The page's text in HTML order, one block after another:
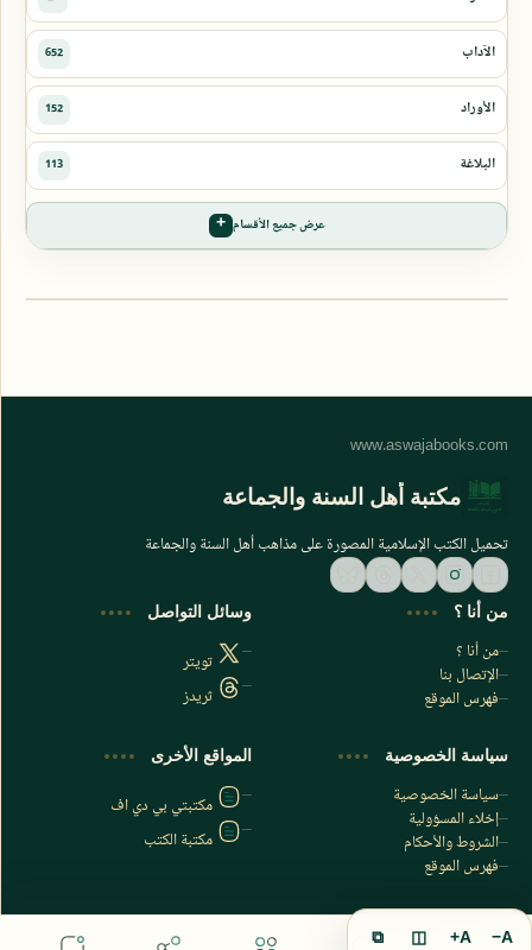
عرض جميع الأقسام
اشترك الآن
اشترك في قناتنا على تليجرام
مكتبة أهل السنة والجماعة
تحميل الكتب الإسلامية المصورة على مذاهب أهل السنة والجماعة
من أنا ؟
من أنا ؟
الإتصال بنا
فهرس الموقع
وسائل التواصل
تويتر
ثريدز
سياسة الخصوصية
سياسة الخصوصية
إخلاء المسؤولية
الشروط والأحكام
فهرس الموقع
المواقع الأخرى
مكتبتي بي دي اف
مكتبة الكتب
A−
A+
◫
⧉